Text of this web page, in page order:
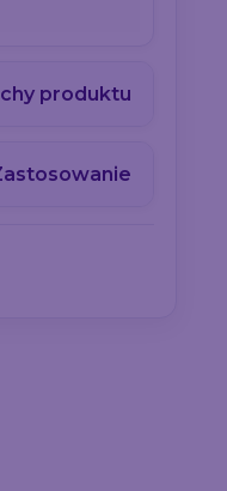
produktu